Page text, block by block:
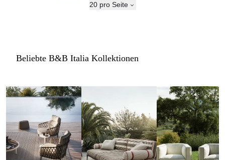
20 pro Seite
Beliebte B&B Italia Kollektionen